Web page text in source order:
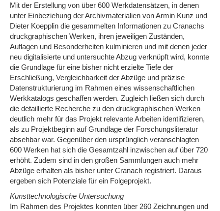
Mit der Erstellung von über 600 Werkdatensätzen, in denen
unter Einbeziehung der Archivmaterialien von Armin Kunz und
Dieter Koepplin die gesammelten Informationen zu Cranachs
druckgraphischen Werken, ihren jeweiligen Zuständen,
Auflagen und Besonderheiten kulminieren und mit denen jeder
neu digitalisierte und untersuchte Abzug verknüpft wird, konnte
die Grundlage für eine bisher nicht erzielte Tiefe der
Erschließung, Vergleichbarkeit der Abzüge und präzise
Datenstrukturierung im Rahmen eines wissenschaftlichen
Werkkatalogs geschaffen werden. Zugleich ließen sich durch
die detaillierte Recherche zu den druckgraphischen Werken
deutlich mehr für das Projekt relevante Arbeiten identifizieren,
als zu Projektbeginn auf Grundlage der Forschungsliteratur
absehbar war. Gegenüber den ursprünglich veranschlagten
600 Werken hat sich die Gesamtzahl inzwischen auf über 720
erhöht. Zudem sind in den großen Sammlungen auch mehr
Abzüge erhalten als bisher unter Cranach registriert. Daraus
ergeben sich Potenziale für ein Folgeprojekt.
Kunsttechnologische Untersuchung
Im Rahmen des Projektes konnten über 260 Zeichnungen und